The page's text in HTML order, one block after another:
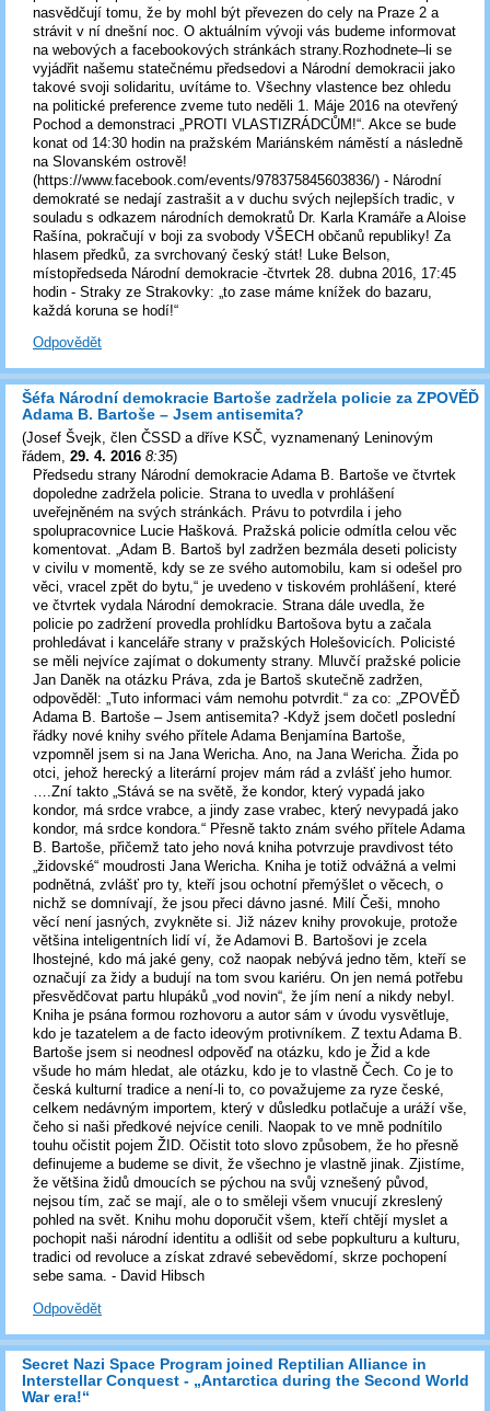
nasvědčují tomu, že by mohl být převezen do cely na Praze 2 a
strávit v ní dnešní noc. O aktuálním vývoji vás budeme informovat
na webových a facebookových stránkách strany.Rozhodnete–li se
vyjádřit našemu statečnému předsedovi a Národní demokracii jako
takové svoji solidaritu, uvítáme to. Všechny vlastence bez ohledu
na politické preference zveme tuto neděli 1. Máje 2016 na otevřený
Pochod a demonstraci „PROTI VLASTIZRÁDCŮM!“. Akce se bude
konat od 14:30 hodin na pražském Mariánském náměstí a následně
na Slovanském ostrově!
(https://www.facebook.com/events/978375845603836/) - Národní
demokraté se nedají zastrašit a v duchu svých nejlepších tradic, v
souladu s odkazem národních demokratů Dr. Karla Kramáře a Aloise
Rašína, pokračují v boji za svobody VŠECH občanů republiky! Za
hlasem předků, za svrchovaný český stát! Luke Belson,
místopředseda Národní demokracie -čtvrtek 28. dubna 2016, 17:45
hodin - Straky ze Strakovky: „to zase máme knížek do bazaru,
každá koruna se hodí!“
Odpovědět
Šéfa Národní demokracie Bartoše zadržela policie za ZPOVĚĎ
Adama B. Bartoše – Jsem antisemita?
(Josef Švejk, člen ČSSD a dříve KSČ, vyznamenaný Leninovým
řádem, 29. 4. 2016 8:35)
Předsedu strany Národní demokracie Adama B. Bartoše ve čtvrtek
dopoledne zadržela policie. Strana to uvedla v prohlášení
uveřejněném na svých stránkách. Právu to potvrdila i jeho
spolupracovnice Lucie Hašková. Pražská policie odmítla celou věc
komentovat. „Adam B. Bartoš byl zadržen bezmála deseti policisty
v civilu v momentě, kdy se ze svého automobilu, kam si odešel pro
věci, vracel zpět do bytu,“ je uvedeno v tiskovém prohlášení, které
ve čtvrtek vydala Národní demokracie. Strana dále uvedla, že
policie po zadržení provedla prohlídku Bartošova bytu a začala
prohledávat i kanceláře strany v pražských Holešovicích. Policisté
se měli nejvíce zajímat o dokumenty strany. Mluvčí pražské policie
Jan Daněk na otázku Práva, zda je Bartoš skutečně zadržen,
odpověděl: „Tuto informaci vám nemohu potvrdit.“ za co: „ZPOVĚĎ
Adama B. Bartoše – Jsem antisemita? -Když jsem dočetl poslední
řádky nové knihy svého přítele Adama Benjamína Bartoše,
vzpomněl jsem si na Jana Wericha. Ano, na Jana Wericha. Žida po
otci, jehož herecký a literární projev mám rád a zvlášť jeho humor.
….Zní takto „Stává se na světě, že kondor, který vypadá jako
kondor, má srdce vrabce, a jindy zase vrabec, který nevypadá jako
kondor, má srdce kondora.“ Přesně takto znám svého přítele Adama
B. Bartoše, přičemž tato jeho nová kniha potvrzuje pravdivost této
„židovské“ moudrosti Jana Wericha. Kniha je totiž odvážná a velmi
podnětná, zvlášť pro ty, kteří jsou ochotní přemýšlet o věcech, o
nichž se domnívají, že jsou přeci dávno jasné. Milí Češi, mnoho
věcí není jasných, zvykněte si. Již název knihy provokuje, protože
většina inteligentních lidí ví, že Adamovi B. Bartošovi je zcela
lhostejné, kdo má jaké geny, což naopak nebývá jedno těm, kteří se
označují za židy a budují na tom svou kariéru. On jen nemá potřebu
přesvědčovat partu hlupáků „vod novin“, že jím není a nikdy nebyl.
Kniha je psána formou rozhovoru a autor sám v úvodu vysvětluje,
kdo je tazatelem a de facto ideovým protivníkem. Z textu Adama B.
Bartoše jsem si neodnesl odpověď na otázku, kdo je Žid a kde
všude ho mám hledat, ale otázku, kdo je to vlastně Čech. Co je to
česká kulturní tradice a není-li to, co považujeme za ryze české,
celkem nedávným importem, který v důsledku potlačuje a uráží vše,
čeho si naši předkové nejvíce cenili. Naopak to ve mně podnítilo
touhu očistit pojem ŽID. Očistit toto slovo způsobem, že ho přesně
definujeme a budeme se divit, že všechno je vlastně jinak. Zjistíme,
že většina židů dmoucích se pýchou na svůj vznešený původ,
nejsou tím, zač se mají, ale o to směleji všem vnucují zkreslený
pohled na svět. Knihu mohu doporučit všem, kteří chtějí myslet a
pochopit naši národní identitu a odlišit od sebe popkulturu a kulturu,
tradici od revoluce a získat zdravé sebevědomí, skrze pochopení
sebe sama. - David Hibsch
Odpovědět
Secret Nazi Space Program joined Reptilian Alliance in
Interstellar Conquest - „Antarctica during the Second World
War era!“